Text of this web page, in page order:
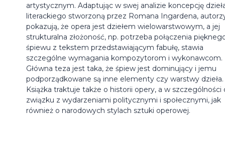
artystycznym. Adaptując w swej analizie koncepcję
literackiego stworzoną przez Romana Ingardena,
pokazują, że opera jest dziełem wielowarstwowym, a jej
strukturalna złożoność, np. potrzeba połączenia
śpiewu z tekstem przedstawiającym fabułę, stawia
szczególne wymagania kompozytorom i wykonawcom.
Główna teza jest taka, że śpiew jest dominujący i jemu
podporządkowane są inne elementy czy warstwy dzieła.
Książka traktuje także o historii opery, a w szczególności
związku z wydarzeniami politycznymi i społecznymi, jak
również o narodowych stylach sztuki operowej.